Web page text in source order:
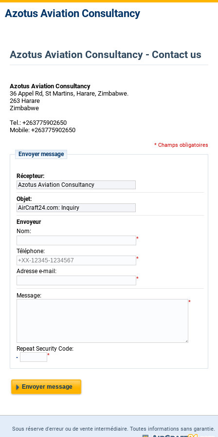
Azotus Aviation Consultancy
Azotus Aviation Consultancy - Contact us
Azotus Aviation Consultancy
36 Appel Rd, St Martins, Harare, Zimbabwe.
263 Harare
Zimbabwe
Tel.: +263775902650
Mobile: +263775902650
* Champs obligatoires
Envoyer message
Récepteur:
Azotus Aviation Consultancy
Objet:
AirCraft24.com: Inquiry
Envoyeur
Nom:
*
Téléphone:
*
Adresse e-mail :
*
Message:
*
Repeat Security Code:
*
Sous réserve d'erreur ou de vente intermédiaire. Toutes informations sans garantie.